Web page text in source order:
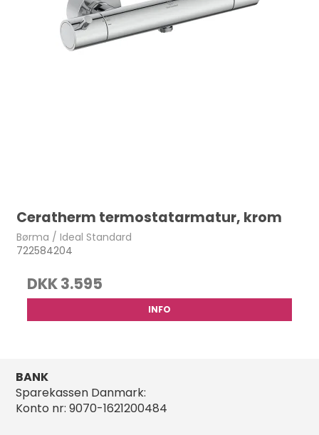
Ceratherm termostatarmatur, krom
Børma / Ideal Standard
722584204
DKK 3.595
INFO
BANK
Sparekassen Danmark:
Konto nr: 9070-1621200484